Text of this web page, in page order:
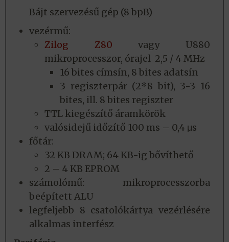
Bájt szervezésű gép (8 bpB)
vezérmű:
Zilog Z80 vagy U880
mikroprocesszor, órajel 2,5 / 4 MHz
16 bites címsín, 8 bites adatsín
3 regiszterpár (2*8 bit), 3-3 16
bites, ill. 8 bites regiszter
TTL kiegészítő áramkörök
valósidejű időzítő 100 ms – 0,4 μs
főtár:
32 KB DRAM; 64 KB-ig bővíthető
2 – 4 KB EPROM
számolómű: mikroprocesszorba
beépített ALU
legfeljebb 8 csatolókártya vezérlésére
alkalmas interfész